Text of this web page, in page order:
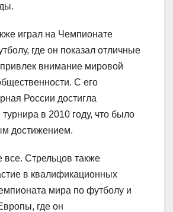
играл на Чемпионате
где он показал отличные
привлек внимание мировой
С его
России достигла
в 2010 году, что было
достижением.
все. Стрельцов также
в квалификационных
мира по футболу и
где он